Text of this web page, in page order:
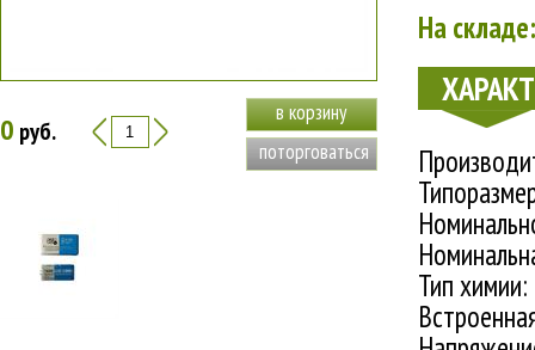
0 руб.
в корзину
поторговаться
На
Тип химии: